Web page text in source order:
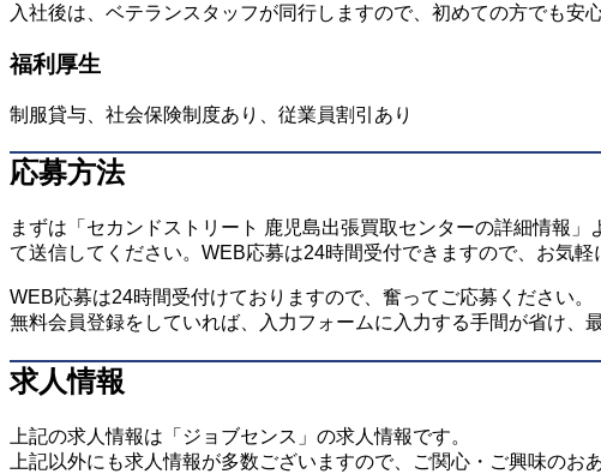
入社後は、ベテランスタッフが同行しますので、初めての方でも安
福利厚生
制服貸与、社会保険制度あり、従業員割引あり
応募方法
まずは「セカンドストリート 鹿児島出張買取センターの詳細情報
て送信してください。WEB応募は24時間受付できますので、お気軽
WEB応募は24時間受付けておりますので、奮ってご応募ください。
無料会員登録をしていれば、入力フォームに入力する手間が省け、
求人情報
上記の求人情報は「ジョブセンス」の求人情報です。
上記以外にも求人情報が多数ございますので、ご関心・ご興味のお